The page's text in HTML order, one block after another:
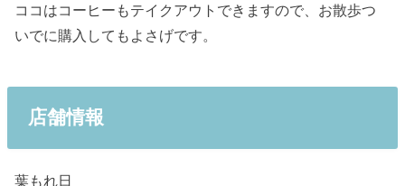
ココはコーヒーもテイクアウトできますので、お散歩つ
いでに購入してもよさげです。
店舗情報
葉もれ日